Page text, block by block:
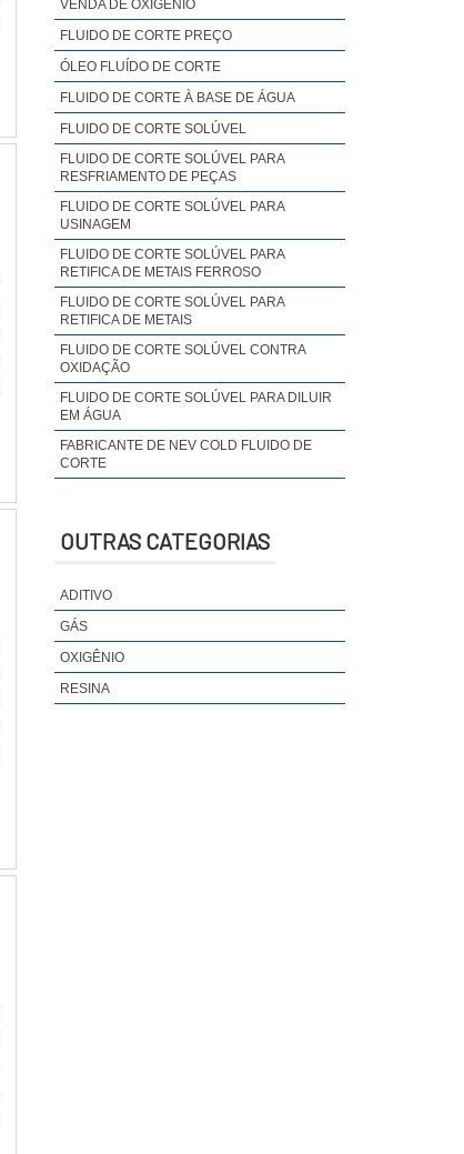
VENDA DE OXIGÊNIO
FLUIDO DE CORTE PREÇO
ÓLEO FLUÍDO DE CORTE
FLUIDO DE CORTE À BASE DE ÁGUA
FLUIDO DE CORTE SOLÚVEL
FLUIDO DE CORTE SOLÚVEL PARA
RESFRIAMENTO DE PEÇAS
FLUIDO DE CORTE SOLÚVEL PARA
USINAGEM
FLUIDO DE CORTE SOLÚVEL PARA
RETIFICA DE METAIS FERROSO
FLUIDO DE CORTE SOLÚVEL PARA
RETIFICA DE METAIS
FLUIDO DE CORTE SOLÚVEL CONTRA
OXIDAÇÃO
FLUIDO DE CORTE SOLÚVEL PARA DILUIR
EM ÁGUA
FABRICANTE DE NEV COLD FLUIDO DE
CORTE
OUTRAS CATEGORIAS
ADITIVO
GÁS
OXIGÊNIO
RESINA